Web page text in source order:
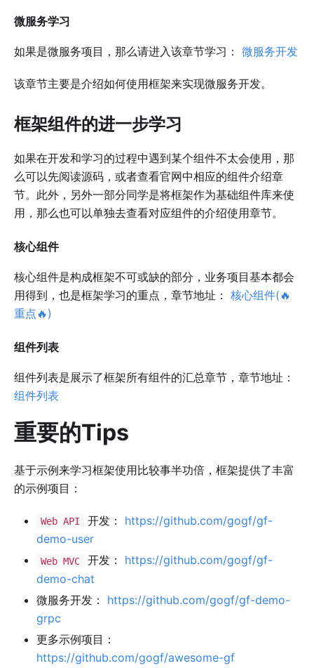
微服务学习
如果是微服务项目，那么请进入该章节学习： 微服务开发
该章节主要是介绍如何使用框架来实现微服务开发。
框架组件的进一步学习
如果在开发和学习的过程中遇到某个组件不太会使用，那
么可以先阅读源码，或者查看官网中相应的组件介绍章
节。此外，另外一部分同学是将框架作为基础组件库来使
用，那么也可以单独去查看对应组件的介绍使用章节。
核心组件
核心组件是构成框架不可或缺的部分，业务项目基本都会
用得到，也是框架学习的重点，章节地址： 核心组件(🔥
重点🔥)
组件列表
组件列表是展示了框架所有组件的汇总章节，章节地址：
组件列表
重要的Tips
基于示例来学习框架使用比较事半功倍，框架提供了丰富
的示例项目：
Web API 开发： https://github.com/gogf/gf-
demo-user
Web MVC 开发： https://github.com/gogf/gf-
demo-chat
微服务开发： https://github.com/gogf/gf-demo-
grpc
更多示例项目：
https://github.com/gogf/awesome-gf